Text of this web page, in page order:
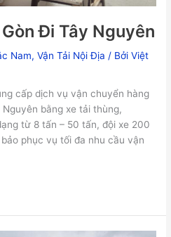
Đi Tây Nguyên
Nam,Vận Tải Nội Địa / BởiViệt
cấp dịch vụ vận chuyển hàng
bằng xe tải thùng,
từ 8 tấn – 50 tấn, đội xe 200
phục vụ tối đa nhu cầu vận